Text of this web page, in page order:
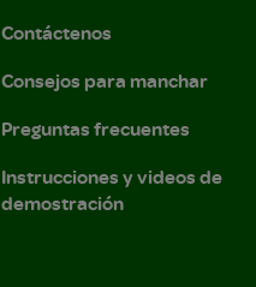
Contáctenos
Consejos para manchar
Preguntas frecuentes
Instrucciones y videos de
demostración